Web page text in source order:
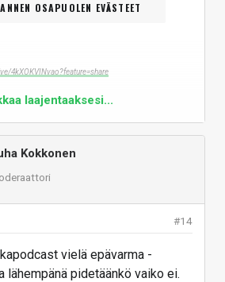
OSAPUOLEN EVÄSTEET
4kXOKVINvao?feature=share
laajentaaksesi...
Kokkonen
#14
vielä epävarma -
lähempänä pidetäänkö vaiko ei.